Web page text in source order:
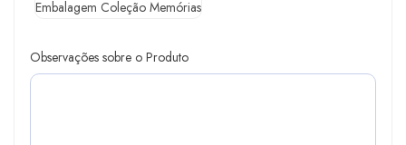
Embalagem Coleção Memórias
Observações sobre o Produto